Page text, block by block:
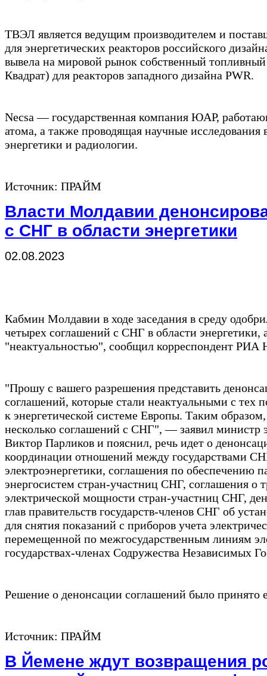
ТВЭЛ является ведущим производителем и
для энергетических реакторов российского
вывела на мировой рынок собственный
Квадрат) для реакторов западного дизайна PWR.
Necsa — государственная компания ЮАР,
атома, а также проводящая научные исследования
энергетики и радиологии.
Источник: ПРАЙМ
Власти Молдавии
с СНГ в области энергетики
02.08.2023
Кабмин Молдавии в ходе заседания в среду
четырех соглашений с СНГ в области энергетики,
"неактуальностью", сообщил корреспондент РИА
"Прошу с вашего разрешения представить
соглашений, которые стали неактуальными с тех
к энергетической системе Европы. Таким
несколько соглашений с СНГ", — заявил министр
Виктор Парликов и пояснил, речь идет о
координации отношений между государствами
электроэнергетики, соглашения по обеспечению
энергосистем стран-участниц СНГ, соглашения о
электрической мощности стран-участниц СНГ,
глав правительств государств-членов СНГ об
для снятия показаний с приборов учета
перемещенной по межгосударственным линиям
государствах-членах Содружества Независимых
Решение о денонсации соглашений было принято
Источник: ПРАЙМ
В Йемене ждут возвращения